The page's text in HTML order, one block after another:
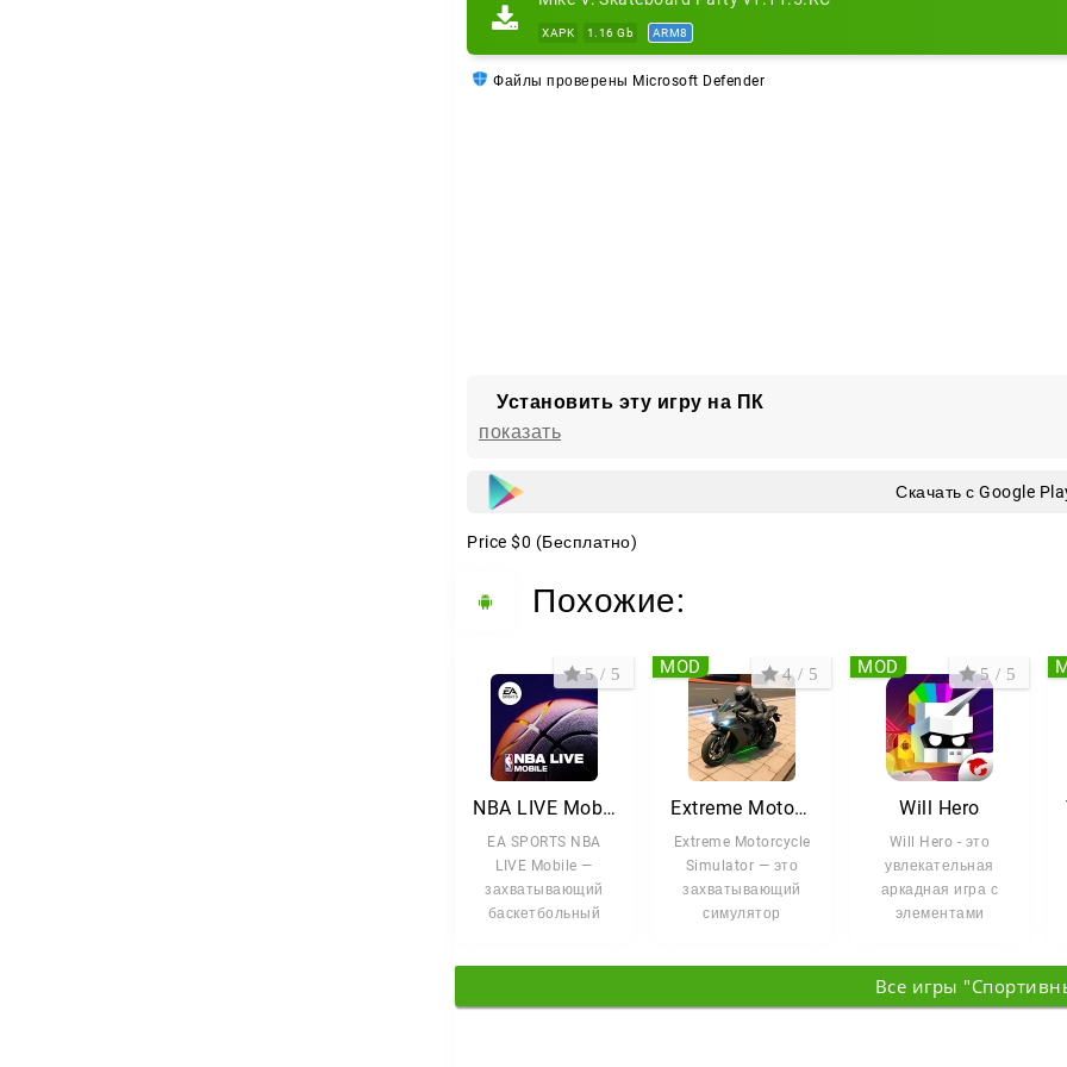
XAPK 1.16 Gb ARM8
Файлы проверены Microsoft Defender
Установить эту игру на ПК
показать
Скачать с Google
Price $0 (Бесплатно)
Похожие:
NBA LIVE Mobile Баскетбол
EA SPORTS NBA
LIVE Mobile —
захватывающий
баскетбольный
5 / 5
Extreme Motorcycle Simulator
Extreme Motorcycle
Simulator — это
захватывающий
симулятор
4 / 5
MOD
Will Hero
Will Hero - это
увлекательная
аркадная игра с
элементами
5 / 5
MOD
Все игры